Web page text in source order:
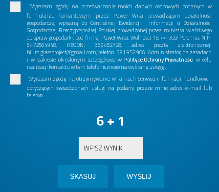
Wyrażam zgodę na przetwarzanie moich danych osobowych podanych w
formularzu kontaktowym przez Paweł Wita prowadzącym działalność
gospodarczą, wpisaną do Centralnej Ewidencji i Informacji o Działalności
Gospodarczej Rzeczypospolitej Polskiej prowadzonej przez ministra właściwego
do spraw gospodarki, pod firmą: Paweł Wita, Wolności 15, 44-323 Połomia, NIP:
6472564948, REGON: 369482728, adres poczty elektronicznej:
biuro.glassproject@gmail.com, telefon: 691 952 906. Administrator, na zasadach
i w zakresie określonym szczegółowo w Polityce Ochrony Prywatności w celu
realizacji kontaktu w tym telefonicznego na wybraną usługę.
Wyrażam zgodę na otrzymywanie w ramach Serwisu informacji handlowych
dotyczących świadczonych usługi na podany przeze mnie adres e-mail lub
telefon.
6 + 1